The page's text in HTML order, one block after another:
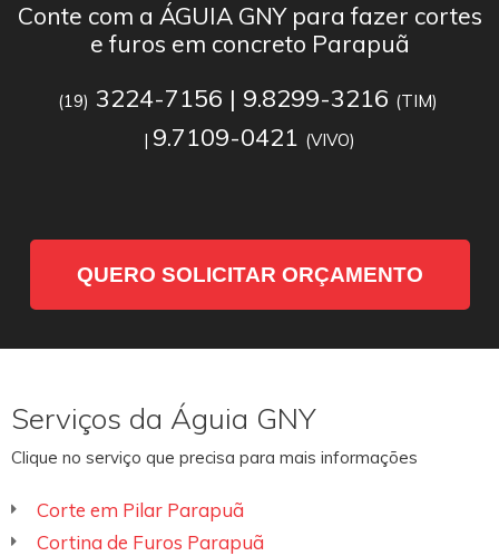
Conte com a ÁGUIA GNY para fazer cortes
e furos em concreto Parapuã
(19) 3224-7156 | 9.8299-3216 (TIM)
| 9.7109-0421 (VIVO)
QUERO SOLICITAR ORÇAMENTO
Serviços da Águia GNY
Clique no serviço que precisa para mais informações
Corte em Pilar Parapuã
Cortina de Furos Parapuã